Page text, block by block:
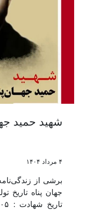
شهید حمید
۴ مرداد ۱۴۰۴
برشی از